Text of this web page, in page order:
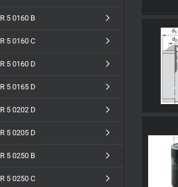
R 5 0160 B
R 5 0160 C
R 5 0160 D
R 5 0165 D
R 5 0202 D
R 5 0205 D
R 5 0250 B
R 5 0250 C